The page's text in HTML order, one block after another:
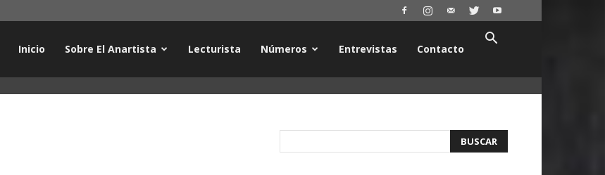
Inicio Sobre El Anartista Lecturista Números Entrevistas Contacto